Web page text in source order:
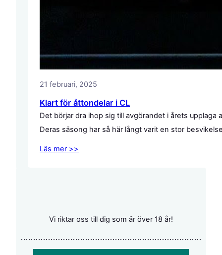
21 februari, 2025
Klart för åttondelar i CL
Det börjar dra ihop sig till avgörandet i årets
Deras säsong har så här långt varit en stor
Läs mer >>
Vi riktar oss till dig som är över 18 år!